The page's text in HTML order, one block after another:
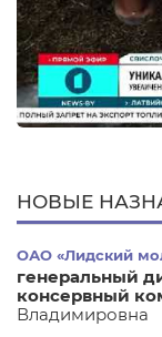
НОВЫЕ
ОАО «Лидский
генеральный
консервный
Владимировна